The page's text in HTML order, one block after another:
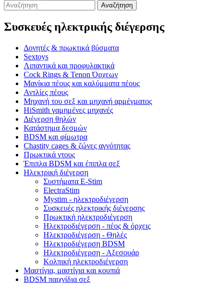
Αναζήτηση
Συσκευές ηλεκτρικής διέγερσης
Δονητές & πρωκτικά βύσματα
Sextoys
Λιπαντικά και προφυλακτικά
Cock Rings & Tenon Όρχεων
Μανίκια πέους και καλύμματα πέους
Αντλίες πέους
Μηχανή του σεξ και μηχανή αρμέγματος
HiSmith γαμημένες μηχανές
Διέγερση θηλών
Κατάστημα δεσμών
BDSM και φίμωτρα
Chastity cages & ζώνες αγνότητας
Πρωκτικά ντους
Έπιπλα BDSM και έπιπλα σεξ
Ηλεκτρική διέγερση
Συστήματα E-Stim
ElectraStim
Mystim - ηλεκτροδιέγερση
Συσκευές ηλεκτρικής διέγερσης
Πρωκτική ηλεκτροδιέγερση
Ηλεκτροδιέγερση - πέος & όρχεις
Ηλεκτροδιέγερση - Θηλές
Ηλεκτροδιέγερση BDSM
Ηλεκτροδιέγερση - Αξεσουάρ
Κολπική ηλεκτροδιέγερση
Μαστίγια, μαστίγια και κουπιά
BDSM παιχνίδια σεξ